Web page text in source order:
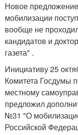
Новое предложение
мобилизации
вообще не
кандидатов и
газета" .
Инициативу 25
Комитета Госдумы
местному
предложил
№31 "О
Российской